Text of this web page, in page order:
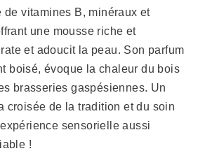
de vitamines B, minéraux et
une mousse riche et
et adoucit la peau. Son parfum
boisé, évoque la chaleur du bois
brasseries gaspésiennes. Un
croisée de la tradition et du soin
sensorielle aussi
!